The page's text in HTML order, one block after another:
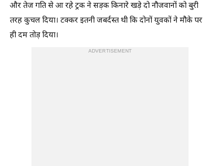
और तेज गति से आ रहे ट्रक ने सड़क किनारे खड़े दो नौजवानों को बुरी
तरह कुचल दिया। टक्कर इतनी जबर्दस्त थी कि दोनों युवकों ने मौके पर
ही दम तोड़ दिया।
ADVERTISEMENT